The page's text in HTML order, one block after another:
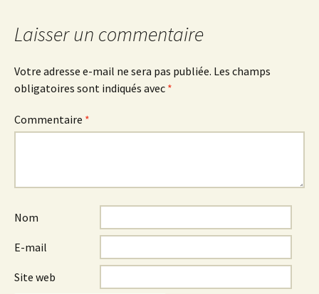
Laisser un commentaire
Votre adresse e-mail ne sera pas publiée. Les champs
obligatoires sont indiqués avec *
Commentaire *
Nom
E-mail
Site web